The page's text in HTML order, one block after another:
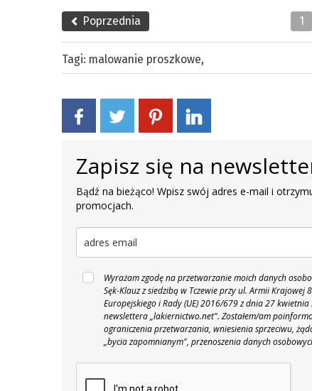
Poprzednia 1
Tagi: malowanie proszkowe,
Zapisz się na
Bądź na bieżąco! Wpisz swój adres e-mail i
promocjach.
Wyrażam zgodę na przetwarzanie moich danych
Sęk-Klauz z siedzibą w Tczewie przy ul. Armii
Europejskiego i Rady (UE) 2016/679 z dnia 27
newslettera „lakiernictwo.net". Zostałem/am
ograniczenia przetwarzania, wniesienia sprzeciwu,
„bycia zapomnianym", przenoszenia danych